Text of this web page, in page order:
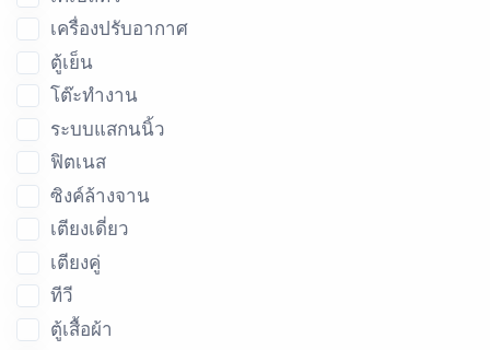
เครื่องปรับอากาศ
ตู้เย็น
โต๊ะทำงาน
ระบบแสกนนิ้ว
ฟิตเนส
ซิงค์ล้างจาน
เตียงเดี่ยว
เตียงคู่
ทีวี
ตู้เสื้อผ้า